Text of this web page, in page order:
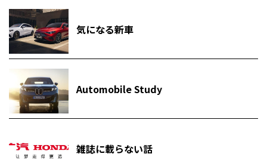
気になる新車
Automobile Study
雑誌に載らない話